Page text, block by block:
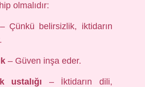
olmalıdır:
Çünkü belirsizlik, iktidarın
– Güven inşa eder.
ustalığı – İktidarın dili,